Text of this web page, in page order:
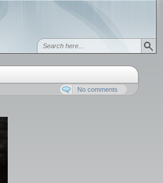
No comments